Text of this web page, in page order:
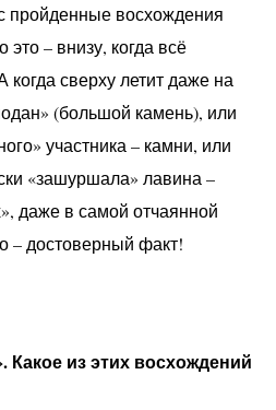
пройденные восхождения
– внизу, когда всё
сверху летит даже на
(большой камень), или
участника – камни, или
«зашуршала» лавина –
даже в самой отчаянной
– достоверный факт!
Какое из этих восхождений